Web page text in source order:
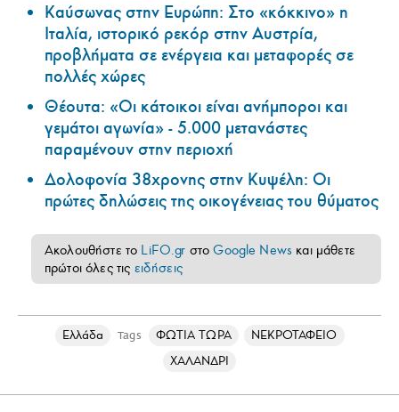
Καύσωνας στην Ευρώπη: Στο «κόκκινο» η
Ιταλία, ιστορικό ρεκόρ στην Αυστρία,
προβλήματα σε ενέργεια και μεταφορές σε
πολλές χώρες
Θέουτα: «Οι κάτοικοι είναι ανήμποροι και
γεμάτοι αγωνία» - 5.000 μετανάστες
παραμένουν στην περιοχή
Δολοφονία 38χρονης στην Κυψέλη: Οι
πρώτες δηλώσεις της οικογένειας του θύματος
Ακολουθήστε το LiFO.gr στοGoogle News και μάθετε
πρώτοι όλες τις ειδήσεις
Ελλάδα Tags ΦΩΤΙΑ ΤΩΡΑ
ΝΕΚΡΟΤΑΦΕΙΟ
ΧΑΛΑΝΔΡΙ